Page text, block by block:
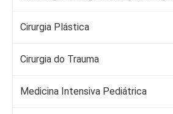
Cirurgia Plástica
Cirurgia do Trauma
Medicina Intensiva Pediátrica